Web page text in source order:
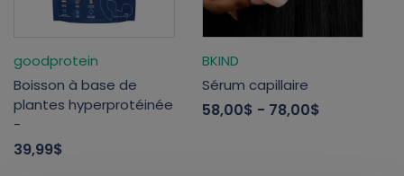
goodprotein
Boisson à base de
plantes hyperprotéinée
-
39,99$
BKIND
Sérum capillaire
58,00$ - 78,00$